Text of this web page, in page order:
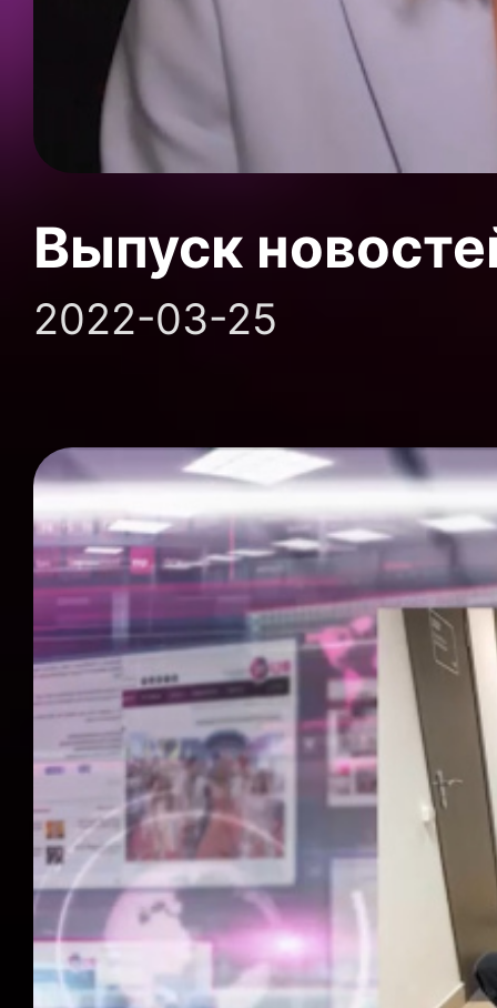
Выпуск
2022-03-25